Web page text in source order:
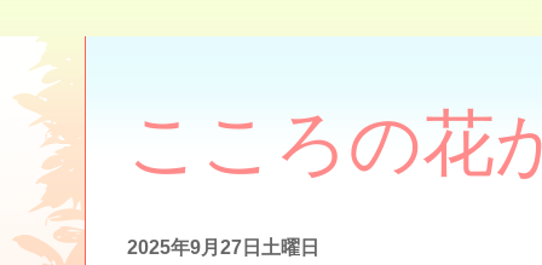
こころの花
2025年9月27日土曜日